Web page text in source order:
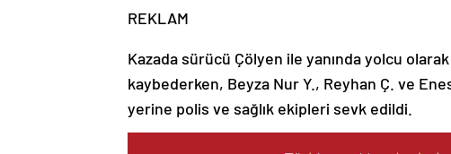
REKLAM
Kazada sürücü Çölyen ile yanında yolcu
kaybederken, Beyza Nur Y., Reyhan Ç. ve
yerine polis ve sağlık ekipleri sevk edildi.